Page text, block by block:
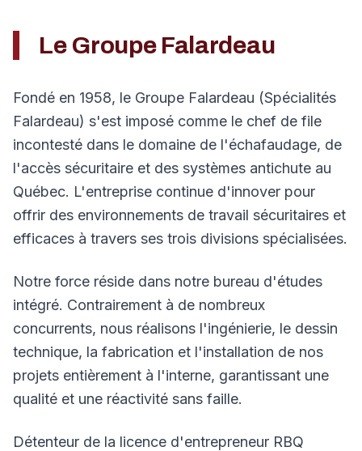
Le Groupe Falardeau
Fondé en 1958, le Groupe Falardeau (Spécialités
Falardeau) s'est imposé comme le chef de file
incontesté dans le domaine de l'échafaudage, de
l'accès sécuritaire et des systèmes antichute au
Québec. L'entreprise continue d'innover pour
offrir des environnements de travail sécuritaires et
efficaces à travers ses trois divisions spécialisées.
Notre force réside dans notre bureau d'études
intégré. Contrairement à de nombreux
concurrents, nous réalisons l'ingénierie, le dessin
technique, la fabrication et l'installation de nos
projets entièrement à l'interne, garantissant une
qualité et une réactivité sans faille.
Détenteur de la licence d'entrepreneur RBQ